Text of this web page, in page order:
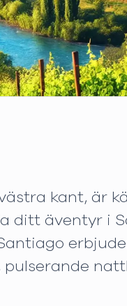
kant, är
ditt äventyr i
pulserande